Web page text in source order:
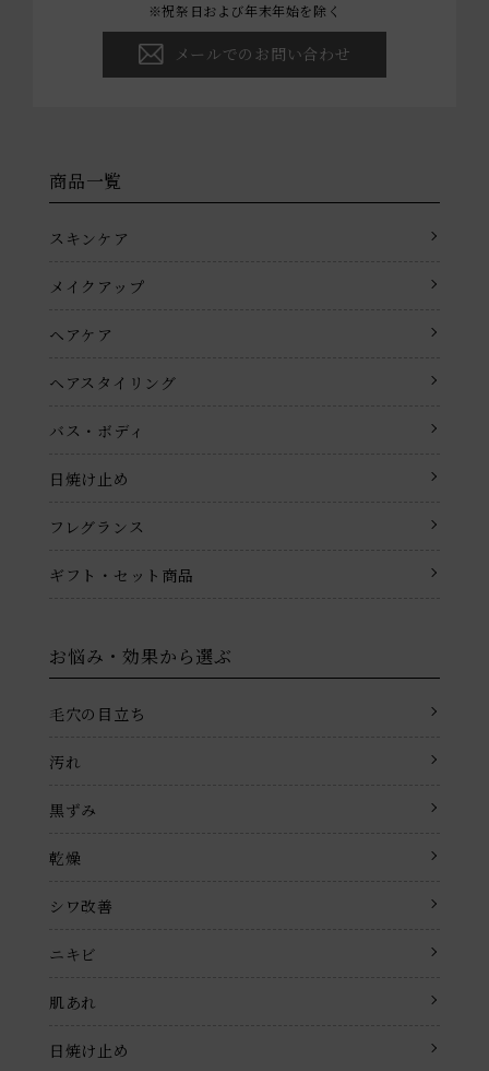
※祝祭日および年末年始を除く
メールでのお問い合わせ
商品一覧
スキンケア
メイクアップ
ヘアケア
ヘアスタイリング
バス・ボディ
日焼け止め
フレグランス
ギフト・セット商品
お悩み・効果から選ぶ
毛穴の目立ち
汚れ
黒ずみ
乾燥
シワ改善
ニキビ
肌あれ
日焼け止め